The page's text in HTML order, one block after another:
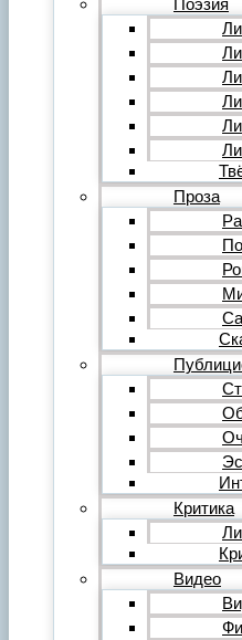
Проза
Критика
Видео
Фильм
Видеообзор
Видеоклип
Музыка
Авторская
Песня
Поп
Рок
Шансон
Мастерская
Гражданинъ
Поэтическая
Все темы форума
О литературе
О политике
О музыке
О кино
О разном
Комментарии
Пользователи
Авторский анонс
Редакция
Инструкции
Вставка
Вставка